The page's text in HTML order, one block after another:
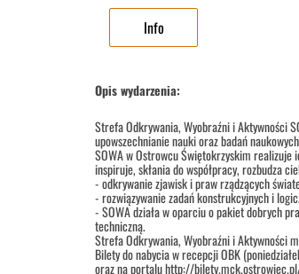
Info
Opis wydarzenia:
Strefa Odkrywania, Wyobraźni i Aktywności
upowszechnianie nauki oraz badań
SOWA w Ostrowcu Świętokrzyskim realizuje
inspiruje, skłania do współpracy, rozbudza
- odkrywanie zjawisk i praw rządzących
- rozwiązywanie zadań konstrukcyjnych i
- SOWA działa w oparciu o pakiet dobrych
techniczną.
Strefa Odkrywania, Wyobraźni i Aktywności
Bilety do nabycia w recepcji OBK
oraz na portalu http://